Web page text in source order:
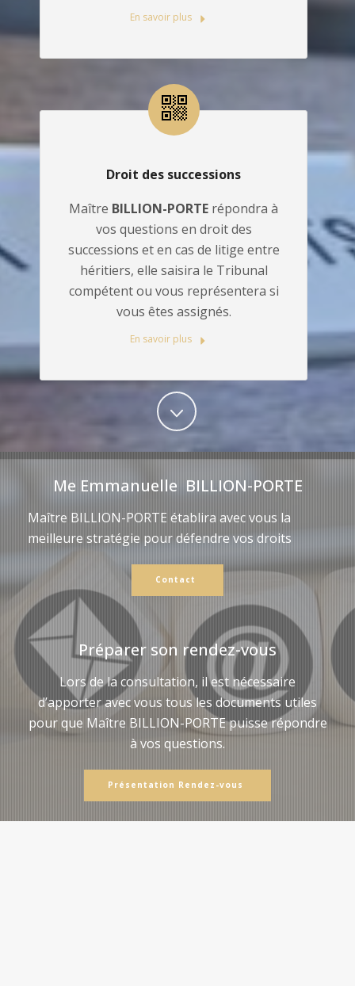
En savoir plus
Droit des successions
Maître BILLION-PORTE répondra à
vos questions en droit des
successions et en cas de litige entre
héritiers, elle saisira le Tribunal
compétent ou vous représentera si
vous êtes assignés.
En savoir plus
Me Emmanuelle BILLION-PORTE
Maître BILLION-PORTE établira avec vous la
meilleure stratégie pour défendre vos droits
Contact
Préparer son rendez-vous
Lors de la consultation, il est nécessaire
d’apporter avec vous tous les documents utiles
pour que Maître BILLION-PORTE puisse répondre
à vos questions.
Présentation Rendez-vous